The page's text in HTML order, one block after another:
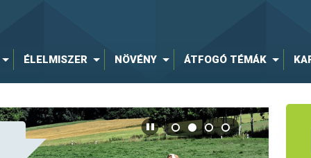
ÉLELMISZER NÖVÉNY ÁTFOGÓ TÉMÁK